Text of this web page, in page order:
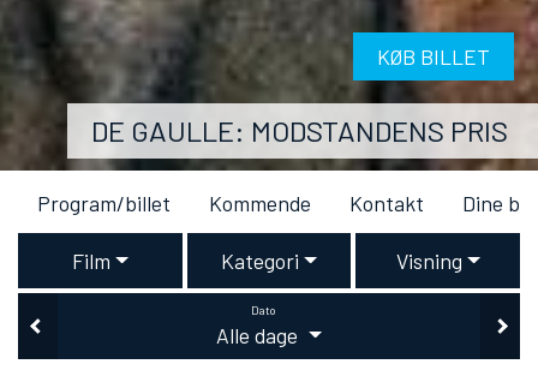
DE GAULLE: MODSTANDENS PRIS
KØB BILLET
Program/billet Kommende Kontakt Dine
Film Kategori Visning
Dato
Alle dage